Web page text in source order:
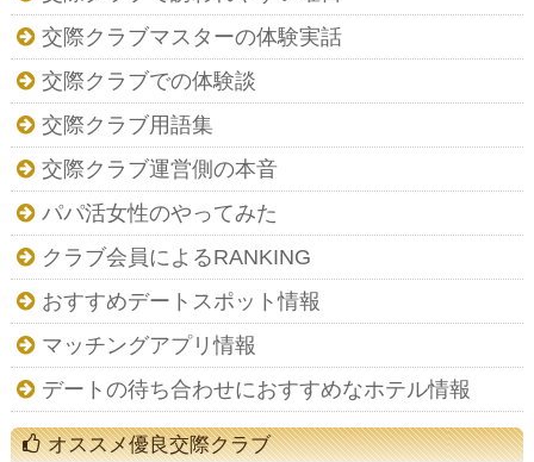
交際クラブマスターの体験実話
交際クラブでの体験談
交際クラブ用語集
交際クラブ運営側の本音
パパ活女性のやってみた
クラブ会員によるRANKING
おすすめデートスポット情報
マッチングアプリ情報
デートの待ち合わせにおすすめなホテル情報
オススメ優良交際クラブ